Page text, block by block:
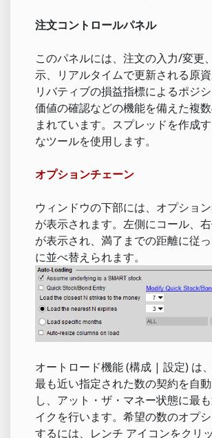
注文コントロールパネル
このパネルには、注文の入力/変更
示、リアルタイムで更新される原
リバティブの損益指標によるポジ
価値の確認などの機能を備えた複
まれています。スプレッドを作成
なツールを使用します。
オプションチェーン
ウィンドウの下部には、オプショ
が表示されます。左側にコール、
が表示され、満了までの距離に従
に並べ替えられます。
オートロード機能 (構成 | 設定) は
最も近い指定された数の契約を自
し、アット・ザ・マネー状態に最
イクを行います。希望の数のオプ
するには、レンチ アイコンをクリ